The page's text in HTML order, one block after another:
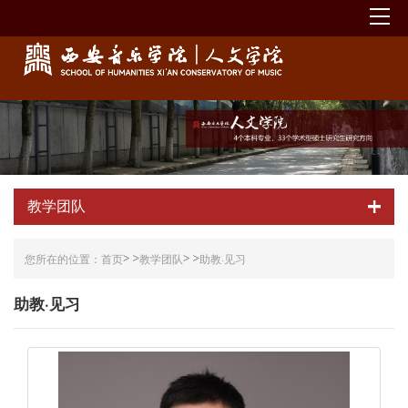
教学团队
您所在的位置： 首页 教学团队 助教·见习
助教·见习